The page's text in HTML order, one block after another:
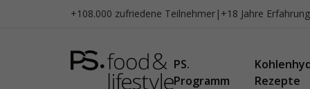
+108.000 zufriedene Teilnehmer | +18 Jahre Erfahrung
PS.
Programm
Rezepte